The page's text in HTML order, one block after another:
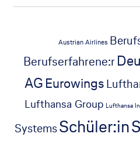
Austrian Airlines
Berufserfahrene:r
AG Eurowings
Lufthansa Group Lufthansa
SystemsSchüler:in